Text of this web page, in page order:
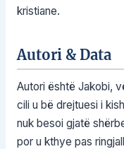
kristiane.
Autori & Data
Autori është Jakobi,
cili u bë drejtuesi i
nuk besoi gjatë
por u kthye pas